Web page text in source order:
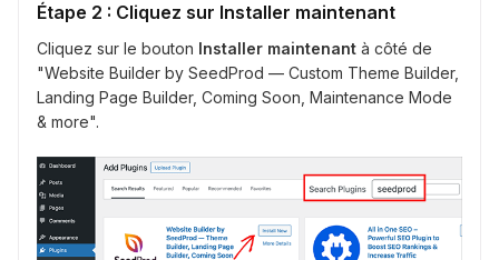
Étape 2 : Cliquez sur Installer maintenant
Cliquez sur le bouton Installer maintenant à côté de
"Website Builder by SeedProd — Custom Theme Builder,
Landing Page Builder, Coming Soon, Maintenance Mode
& more".